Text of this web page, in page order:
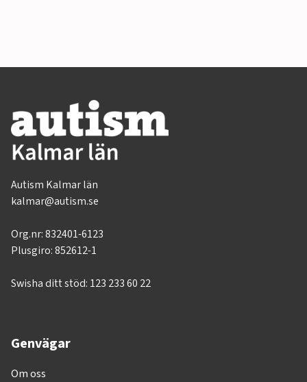
Autism Kalmar län
kalmar@autism.se
Org.nr:832401-6123
Plusgiro: 852612-1
Swisha ditt stöd: 123 233 60 22
Genvägar
Om oss